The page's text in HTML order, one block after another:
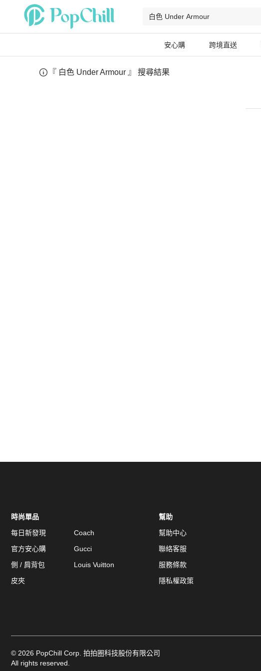
安心購 跨境直送
『 白色 Under Armour 』 搜尋結果
時尚單品
每日新發現
官方安心購
側 / 肩背包
皮夾
Coach
Gucci
Louis Vuitton
幫助
幫助中心
聯絡客服
服務條款
隱私權政策
© 2026 PopChill Corp. 拍拍圈科技股份有限公司
All rights reserved.